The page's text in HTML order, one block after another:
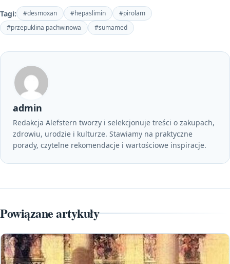
Tagi: #desmoxan #hepaslimin
#pirolam
#przepuklina pachwinowa
#sumamed
admin
Redakcja Alefstern tworzy i selekcjonuje treści o zakupach,
zdrowiu, urodzie i kulturze. Stawiamy na praktyczne
porady, czytelne rekomendacje i wartościowe inspiracje.
Powiązane artykuły